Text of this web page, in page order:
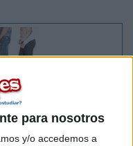
para nosotros
y/o accedemos a